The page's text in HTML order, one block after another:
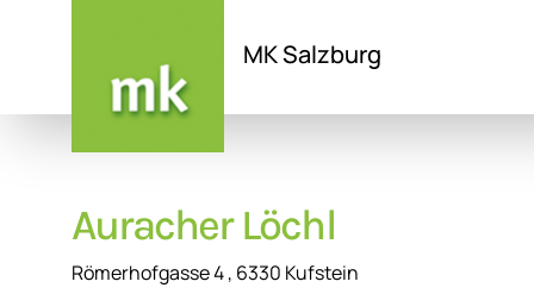
MK Salzburg
Auracher Löchl
Römerhofgasse 4 , 6330 Kufstein